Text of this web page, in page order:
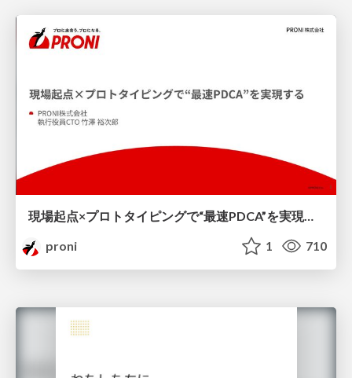
現場起点×プロトタイピングで“最速PDCA”を実現する
proni
1 710